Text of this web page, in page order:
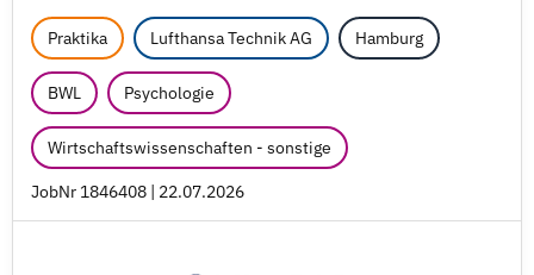
Praktika Lufthansa Technik AG Hamburg
BWL Psychologie
Wirtschaftswissenschaften - sonstige
JobNr 1846408 | 22.07.2026